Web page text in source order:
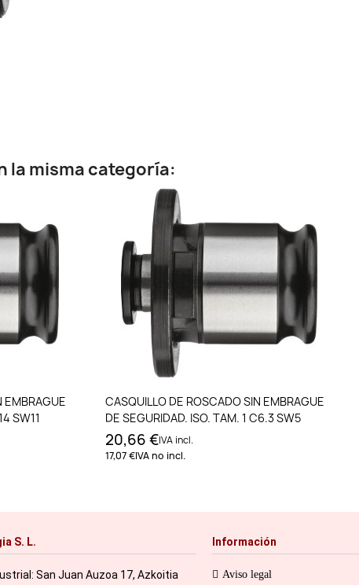
la misma categoría:
EMBRAGUE
SW11
Añadir al carrito
CASQUILLO DE ROSCADO SIN EMBRAGUE
DE SEGURIDAD. ISO. TAM. 1 C6.3 SW5
20,66 €IVA incl.
17,07 €IVA no incl.
S. L.
San Juan Auzoa 17, Azkoitia
Información
Aviso legal